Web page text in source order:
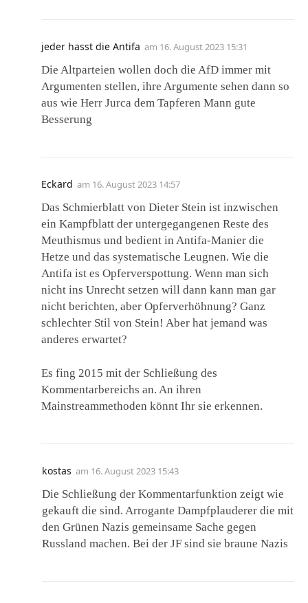
jeder hasst die Antifa am 16. August 2023 15:31
Die Altparteien wollen doch die AfD immer mit
Argumenten stellen, ihre Argumente sehen dann so
aus wie Herr Jurca dem Tapferen Mann gute
Besserung
Eckard am 16. August 2023 14:57
Das Schmierblatt von Dieter Stein ist inzwischen
ein Kampfblatt der untergegangenen Reste des
Meuthismus und bedient in Antifa-Manier die
Hetze und das systematische Leugnen. Wie die
Antifa ist es Opferverspottung. Wenn man sich
nicht ins Unrecht setzen will dann kann man gar
nicht berichten, aber Opferverhöhnung? Ganz
schlechter Stil von Stein! Aber hat jemand was
anderes erwartet?
Es fing 2015 mit der Schließung des
Kommentarbereichs an. An ihren
Mainstreammethoden könnt Ihr sie erkennen.
kostas am 16. August 2023 15:43
Die Schließung der Kommentarfunktion zeigt wie
gekauft die sind. Arrogante Dampfplauderer die mit
den Grünen Nazis gemeinsame Sache gegen
Russland machen. Bei der JF sind sie braune Nazis